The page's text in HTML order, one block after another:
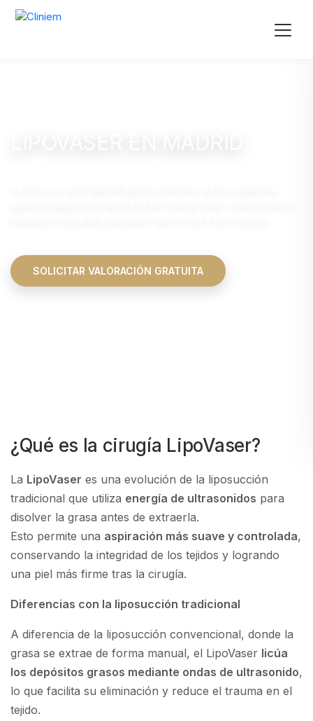
SOLICITAR VALORACIÓN GRATUITA
¿Qué es la cirugía LipoVaser?
La LipoVaser es una evolución de la liposucción
tradicional que utiliza energía de ultrasonidos para
disolver la grasa antes de extraerla.
Esto permite una aspiración más suave y controlada,
conservando la integridad de los tejidos y logrando
una piel más firme tras la cirugía.
Diferencias con la liposucción tradicional
A diferencia de la liposucción convencional, donde la
grasa se extrae de forma manual, el LipoVaser licúa
los depósitos grasos mediante ondas de ultrasonido,
lo que facilita su eliminación y reduce el trauma en el
tejido.